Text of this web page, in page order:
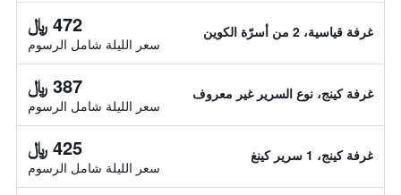
غرفة قياسية، 2 من أسرّة الكوين 472 ﷼
سعر الليلة شامل الرسوم
غرفة كينج، نوع السرير غير معروف 387 ﷼
سعر الليلة شامل الرسوم
غرفة كينج، 1 سرير كينغ 425 ﷼
سعر الليلة شامل الرسوم